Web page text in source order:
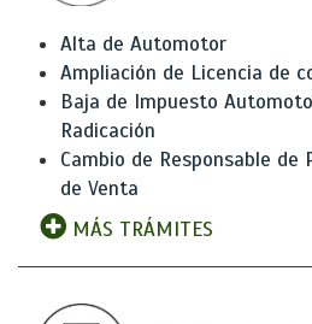
Alta de Automotor
Ampliación de Licencia de
Baja de Impuesto
Radicación
Cambio de Responsable de
de Venta
MÁS TRÁMITES